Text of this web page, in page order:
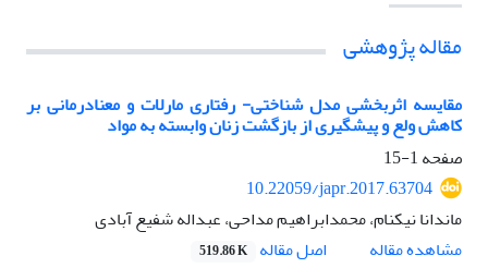
مقاله پژوهشی
مقایسه اثربخشی مدل شناختی- رفتاری مارلات و معنادرمانی بر
کاهش ولع و پیشگیری از بازگشت زنان وابسته به مواد
صفحه1-15
10.22059/japr.2017.63704
ماندانا نیکنام، محمدابراهیم مداحی، عبداله شفیع آبادی
مشاهده مقاله
اصل مقاله 519.86 K